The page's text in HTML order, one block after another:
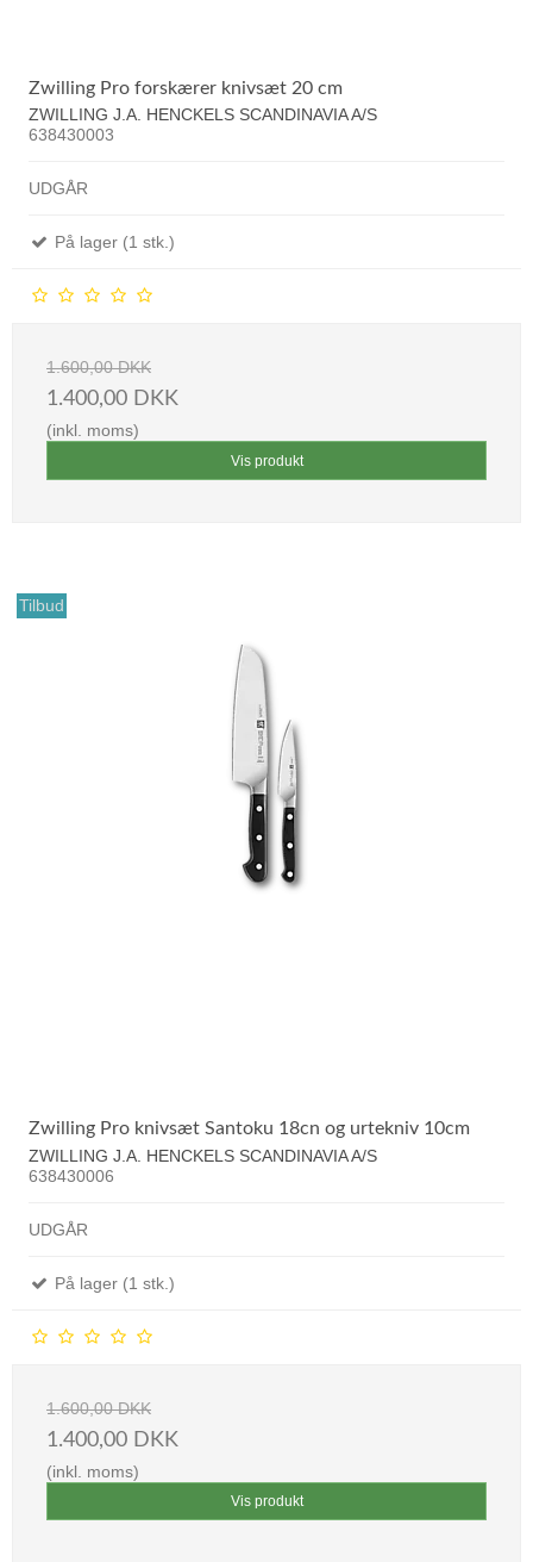
Zwilling Pro forskærer knivsæt 20 cm
ZWILLING J.A. HENCKELS SCANDINAVIA A/S
638430003
UDGÅR
På lager (1 stk.)
1.600,00 DKK
1.400,00 DKK
(inkl. moms)
Vis produkt
Tilbud
Zwilling Pro knivsæt Santoku 18cn og urtekniv 10cm
ZWILLING J.A. HENCKELS SCANDINAVIA A/S
638430006
UDGÅR
På lager (1 stk.)
1.600,00 DKK
1.400,00 DKK
(inkl. moms)
Vis produkt